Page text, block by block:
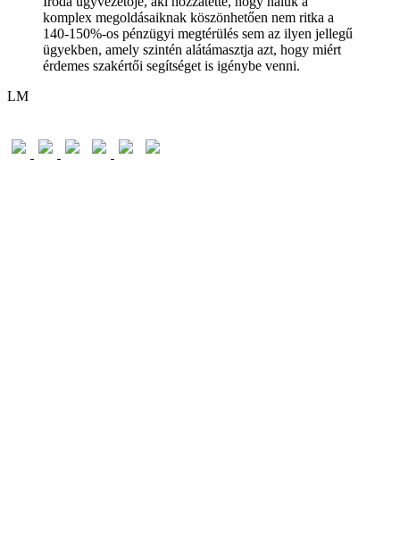
komplex megoldásaiknak köszönhetően nem ritka a
140-150%-os pénzügyi megtérülés sem az ilyen jellegű
ügyekben, amely szintén alátámasztja azt, hogy miért
érdemes szakértői segítséget is igénybe venni.
LM